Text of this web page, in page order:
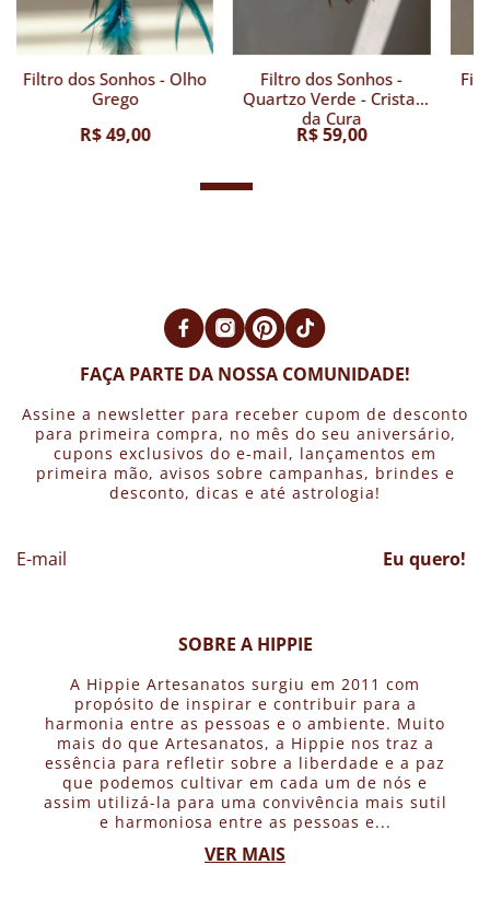
Filtro dos Sonhos - Olho
Grego
R$ 49,00
Filtro dos Sonhos -
Quartzo Verde - Cristal
da Cura
R$ 59,00
FAÇA PARTE DA NOSSA COMUNIDADE!
Assine a newsletter para receber cupom de desconto
para primeira compra, no mês do seu aniversário,
cupons exclusivos do e-mail, lançamentos em
primeira mão, avisos sobre campanhas, brindes e
desconto, dicas e até astrologia!
Eu quero!
SOBRE A HIPPIE
A Hippie Artesanatos surgiu em 2011 com
propósito de inspirar e contribuir para a
harmonia entre as pessoas e o ambiente. Muito
mais do que Artesanatos, a Hippie nos traz a
essência para refletir sobre a liberdade e a paz
que podemos cultivar em cada um de nós e
assim utilizá-la para uma convivência mais sutil
e harmoniosa entre as pessoas e...
VER MAIS